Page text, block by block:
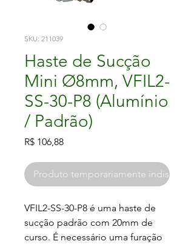
SKU: 211039
Haste de Sucção
Mini Ø8mm, VFIL2-
SS-30-P8 (Alumínio
/ Padrão)
R$ 106,88Preço
Produto temporariamente
VFIL2-SS-30-P8 é uma haste de
sucção padrão com 20mm de
curso. É necessário uma furação